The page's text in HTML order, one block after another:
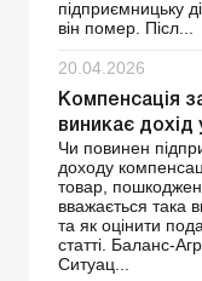
підприємницьку
він помер. Післ...
20.04.2026
Компенсація
виникає дохід
Чи повинен
доходу
товар,
вважається така
та як оцінити
статті. Баланс-
Ситуац...